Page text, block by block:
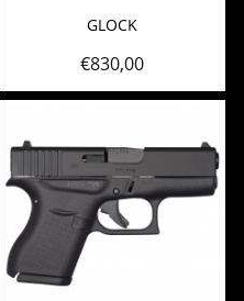
GLOCK
€830,00